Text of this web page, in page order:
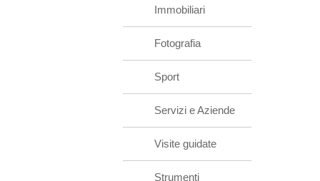
Immobiliari
Fotografia
Sport
Servizi e Aziende
Visite guidate
Strumenti